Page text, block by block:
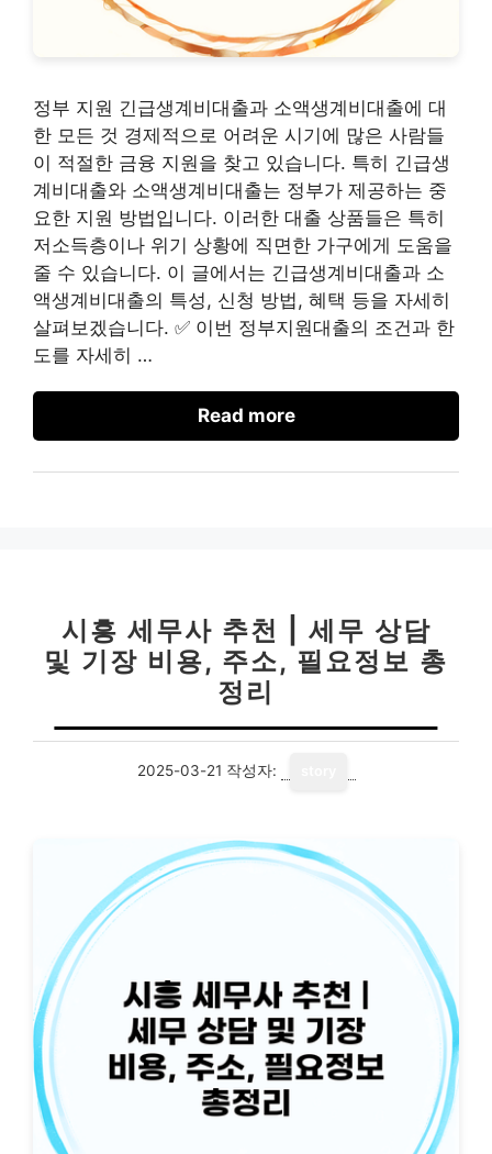
정부 지원 긴급생계비대출과 소액생계비대출에 대
한 모든 것 경제적으로 어려운 시기에 많은 사람들
이 적절한 금융 지원을 찾고 있습니다. 특히 긴급생
계비대출와 소액생계비대출는 정부가 제공하는 중
요한 지원 방법입니다. 이러한 대출 상품들은 특히
저소득층이나 위기 상황에 직면한 가구에게 도움을
줄 수 있습니다. 이 글에서는 긴급생계비대출과 소
액생계비대출의 특성, 신청 방법, 혜택 등을 자세히
살펴보겠습니다. ✅ 이번 정부지원대출의 조건과 한
도를 자세히 …
Read more
시흥 세무사 추천 | 세무 상담
및 기장 비용, 주소, 필요정보 총
정리
2025-03-21 작성자: